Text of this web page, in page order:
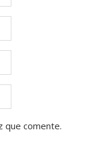
que comente.